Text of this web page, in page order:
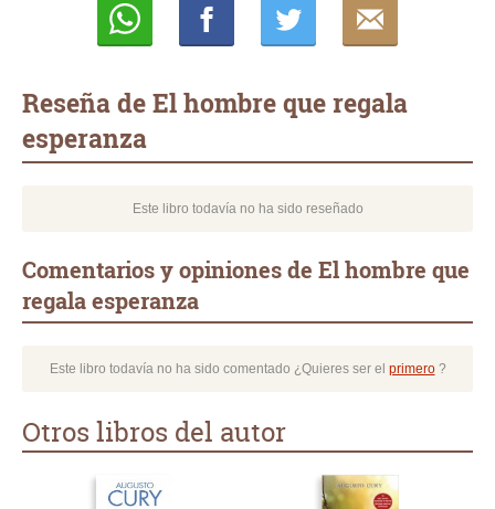
Reseña de El hombre que regala
esperanza
Este libro todavía no ha sido reseñado
Comentarios y opiniones de El hombre que
regala esperanza
Este libro todavía no ha sido comentado ¿Quieres ser el primero?
Otros libros del autor